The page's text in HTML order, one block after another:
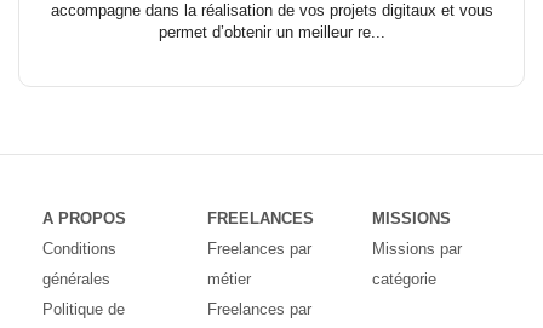
accompagne dans la réalisation de vos projets digitaux et vous
permet d’obtenir un meilleur re...
A PROPOS
Conditions
générales
Politique de
FREELANCES
Freelances par
métier
Freelances par
MISSIONS
Missions par
catégorie